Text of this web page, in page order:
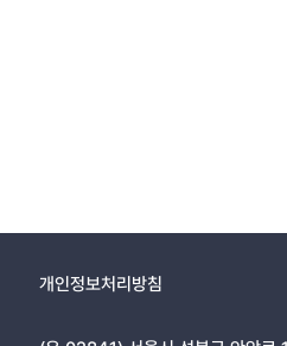
개인정보처리방침